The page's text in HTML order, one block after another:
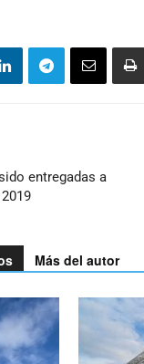
entregadas a
Más del autor